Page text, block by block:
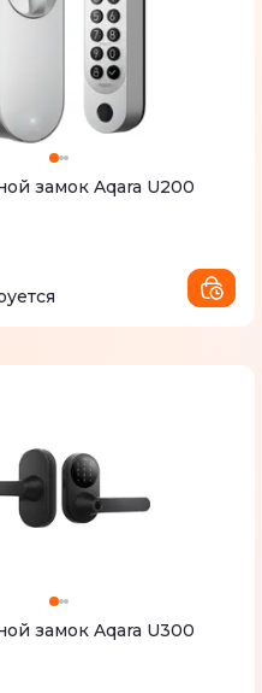
замок Aqara U200
замок Aqara U300